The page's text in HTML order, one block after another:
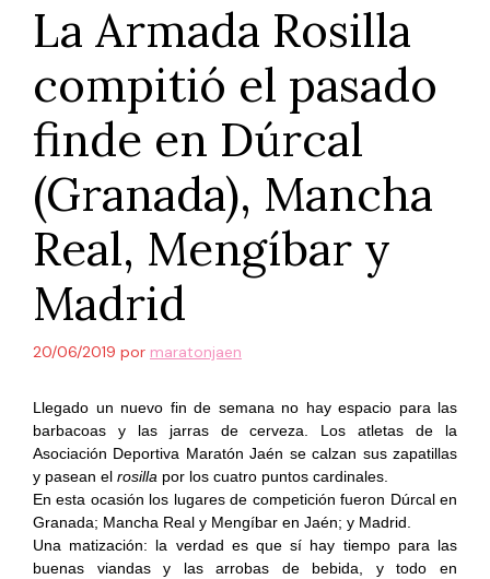
La Armada Rosilla
compitió el pasado
finde en Dúrcal
(Granada), Mancha
Real, Mengíbar y
Madrid
20/06/2019 por maratonjaen
Llegado un nuevo fin de semana no hay espacio para las
barbacoas y las jarras de cerveza. Los atletas de la
Asociación Deportiva Maratón Jaén se calzan sus zapatillas
y pasean el rosilla por los cuatro puntos cardinales.
En esta ocasión los lugares de competición fueron Dúrcal en
Granada; Mancha Real y Mengíbar en Jaén; y Madrid.
Una matización: la verdad es que sí hay tiempo para las
buenas viandas y las arrobas de bebida, y todo en